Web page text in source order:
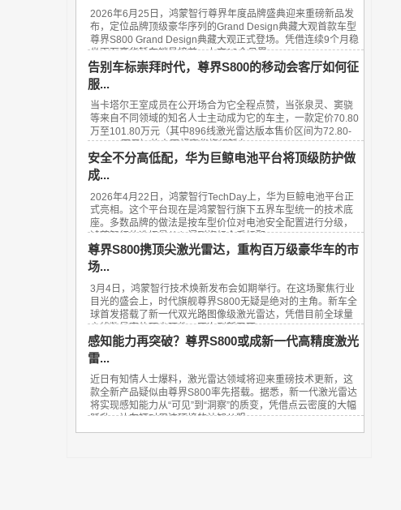
2026年6月25日，鸿蒙智行尊界年度品牌盛典迎来重磅新品发
布，定位品牌顶级豪华序列的Grand Design典藏大观首款车型
尊界S800 Grand Design典藏大观正式登场。凭借连续9个月稳
坐百万豪华轿车销量榜首、上市13个月累...
告别车标崇拜时代，尊界S800的移动会客厅如何征
服...
当卡塔尔王室成员在公开场合为它全程点赞，当张泉灵、窦骁
等来自不同领域的知名人士主动成为它的车主，一款定价70.80
万至101.80万元（其中896线激光雷达版本售价区间为72.80-
101.80万元）的中国超豪华旗舰轿车——...
安全不分高低配，华为巨鲸电池平台将顶级防护做
成...
2026年4月22日，鸿蒙智行TechDay上，华为巨鲸电池平台正
式亮相。这个平台现在是鸿蒙智行旗下五界车型统一的技术底
座。多数品牌的做法是按车型价位对电池安全配置进行分级，
鸿蒙智行的选择是从入门到旗舰全系标配...
尊界S800携顶尖激光雷达，重构百万级豪华车的市
场...
3月4日，鸿蒙智行技术焕新发布会如期举行。在这场聚焦行业
目光的盛会上，时代旗舰尊界S800无疑是绝对的主角。新车全
球首发搭载了新一代双光路图像级激光雷达，凭借目前全球量
产线数最高的顶尖硬件，再次刷新了百...
感知能力再突破？尊界S800或成新一代高精度激光
雷...
近日有知情人士爆料，激光雷达领域将迎来重磅技术更新，这
款全新产品疑似由尊界S800率先搭载。据悉，新一代激光雷达
将实现感知能力从“可见”到“洞察”的质变，凭借点云密度的大幅
跃升，让车辆对周边环境的认知从粗...